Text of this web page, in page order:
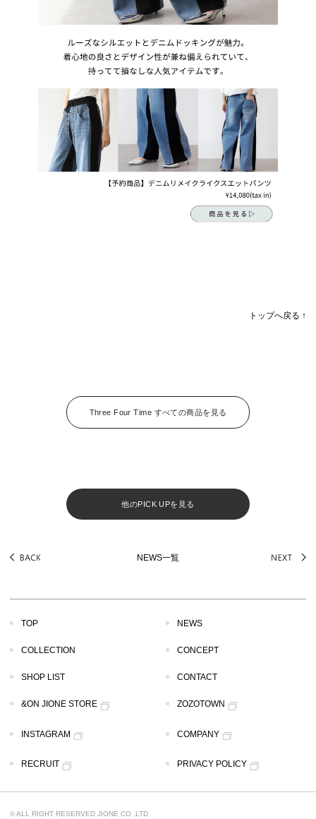
トップへ戻る ↑
Three Four Time すべての商品を見る
他のPICK UPを見る
NEWS一覧
TOP NEWS
COLLECTION CONCEPT
SHOP LIST CONTACT
&ON JIONE STORE ZOZOTOWN
INSTAGRAM COMPANY
RECRUIT PRIVACY POLICY
© ALL RIGHT RESERVED JIONE CO ,LTD